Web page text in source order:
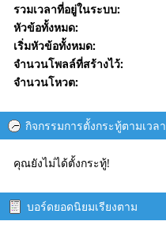
รวมเวลาที่อยู่ในระบบ:
หัวข้อทั้งหมด:
เริ่มหัวข้อทั้งหมด:
จำนวนโพลล์ที่สร้างไว้:
จำนวนโหวต:
กิจกรรมการตั้งกระทู้ตามเวลา
คุณยังไม่ได้ตั้งกระทู้!
บอร์ดยอดนิยมเรียงตาม